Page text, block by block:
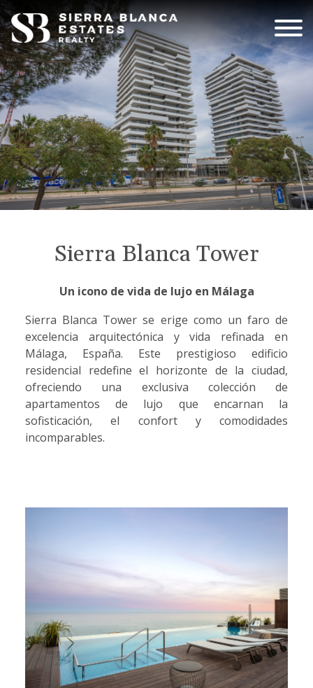
Sierra Blanca Tower
Un icono de vida de lujo en Málaga
Sierra Blanca Tower se erige como un faro de
excelencia arquitectónica y vida refinada en
Málaga, España. Este prestigioso edificio
residencial redefine el horizonte de la ciudad,
ofreciendo una exclusiva colección de
apartamentos de lujo que encarnan la
sofisticación, el confort y comodidades
incomparables.